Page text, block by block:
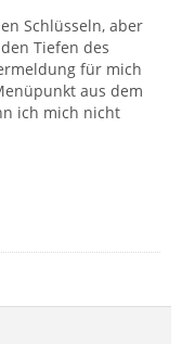
Schlüsseln, aber
Tiefen des
für mich
aus dem
ich mich nicht